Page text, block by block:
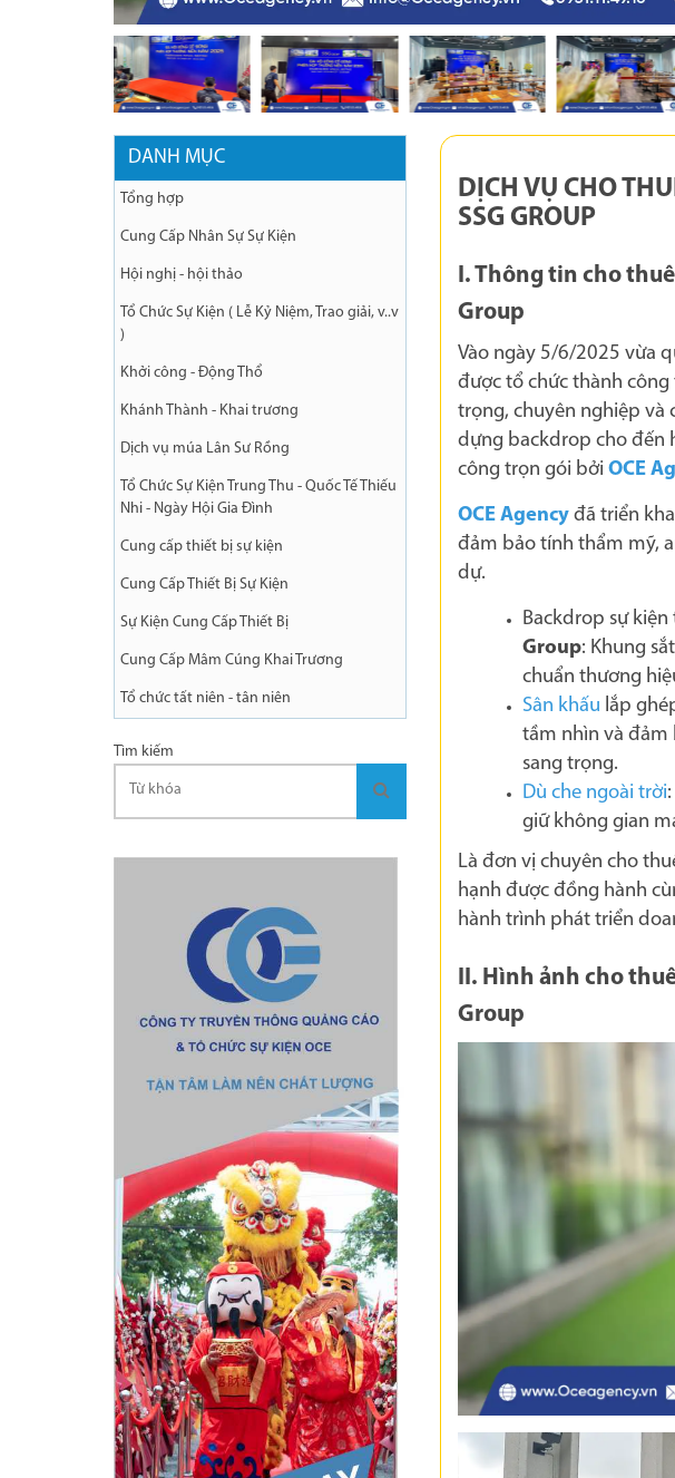
DANH MỤC
Tổng hợp
Cung Cấp Nhân Sự Sự Kiện
Hội nghị - hội thảo
Tổ Chức Sự Kiện ( Lễ Kỷ Niệm, Trao giải, v..v
)
Khởi công - Động Thổ
Khánh Thành - Khai trương
Dịch vụ múa Lân Sư Rồng
Tổ Chức Sự Kiện Trung Thu - Quốc Tế Thiếu
Nhi - Ngày Hội Gia Đình
Cung cấp thiết bị sự kiện
Cung Cấp Thiết Bị Sự Kiện
Sự Kiện Cung Cấp Thiết Bị
Cung Cấp Mâm Cúng Khai Trương
Tổ chức tất niên - tân niên
Tìm kiếm
DỊCH VỤ CHO
SSG GROUP
I. Thông tin cho
Group
Vào ngày 5/6/2025 vừa
được tổ chức thành công
trọng, chuyên nghiệp và
dựng backdrop cho đến
công trọn gói bởi OCE
OCE Agencyđã triển
đảm bảo tính thẩm mỹ,
dự.
Backdrop sự
Group: Khung
chuẩn thương
Sân khấu lắp
tầm nhìn và đảm
sang trọng.
Dù che ngoài trời:
giữ không gian
Là đơn vị chuyên cho
hạnh được đồng hành
hành trình phát triển
II. Hình ảnh cho
Group